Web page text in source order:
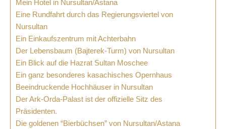
Mein Hotel in Nursultan/Astana
Eine Rundfahrt durch das Regierungsviertel von
Nursultan
Ein Einkaufszentrum mit Achterbahn
Der Lebensbaum (Bajterek-Turm) von Nursultan
Ein Blick auf die Hazrat Sultan Moschee
Ein ganz besonderes kasachisches Opernhaus
Beeindruckende Hochhäuser in Nursultan
Der Ark-Orda-Palast ist der offizielle Sitz des
Präsidenten.
Die goldenen “Bierbüchsen” von Nursultan/Astana